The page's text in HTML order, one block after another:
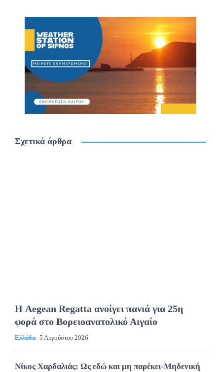
Σχετικά άρθρα
Η Aegean Regatta ανοίγει πανιά για 25η
φορά στο Βορειοανατολικό Αιγαίο
Ελλάδα 5 Αυγούστου 2026
Νίκος Χαρδαλιάς: Ως εδώ και μη παρέκει-Μηδενική